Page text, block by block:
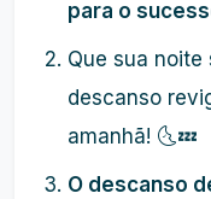
para o
Que sua noite
descanso
amanhã! 🌜💤
O descanso